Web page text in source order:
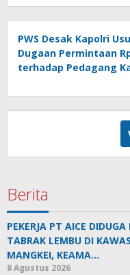
PWS Desak Kapolri
Dugaan Permintaan
terhadap Pedagang
Harus Di-PTDH
Berita
PEKERJA PT AICE
TABRAK LEMBU DI
MANGKEI, KEAMA…
8 Agustus 2026